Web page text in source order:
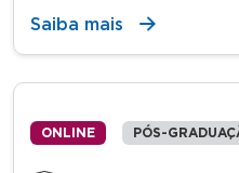
Saiba mais
ONLINE PÓS-